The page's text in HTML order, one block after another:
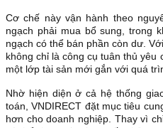
Cơ chế này vận hành theo
ngạch phải mua bổ sung, trong
ngạch có thể bán phần còn dư.
không chỉ là công cụ tuân thủ yêu
một lớp tài sản mới gắn với quá
Nhờ hiện diện ở cả hệ thống
toán, VNDIRECT đặt mục tiêu
hơn cho doanh nghiệp. Thay vì